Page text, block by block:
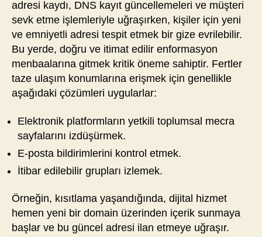
adresi kaydı, DNS kayıt güncellemeleri ve müşteri
sevk etme işlemleriyle uğraşırken, kişiler için yeni
ve emniyetli adresi tespit etmek bir gize evrilebilir.
Bu yerde, doğru ve itimat edilir enformasyon
menbaalarına gitmek kritik öneme sahiptir. Fertler
taze ulaşım konumlarına erişmek için genellikle
aşağıdaki çözümleri uygularlar:
Elektronik platformların yetkili toplumsal mecra
sayfalarını izdüşürmek.
E-posta bildirimlerini kontrol etmek.
İtibar edilebilir grupları izlemek.
Örneğin, kısıtlama yaşandığında, dijital hizmet
hemen yeni bir domain üzerinden içerik sunmaya
başlar ve bu güncel adresi ilan etmeye uğraşır.